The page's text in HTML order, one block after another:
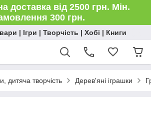
доставка від 2500 грн. Мін.
300 грн.
| Ігри | Творчість | Хобі | Книги
дитяча творчість Дерев'яні іграшки